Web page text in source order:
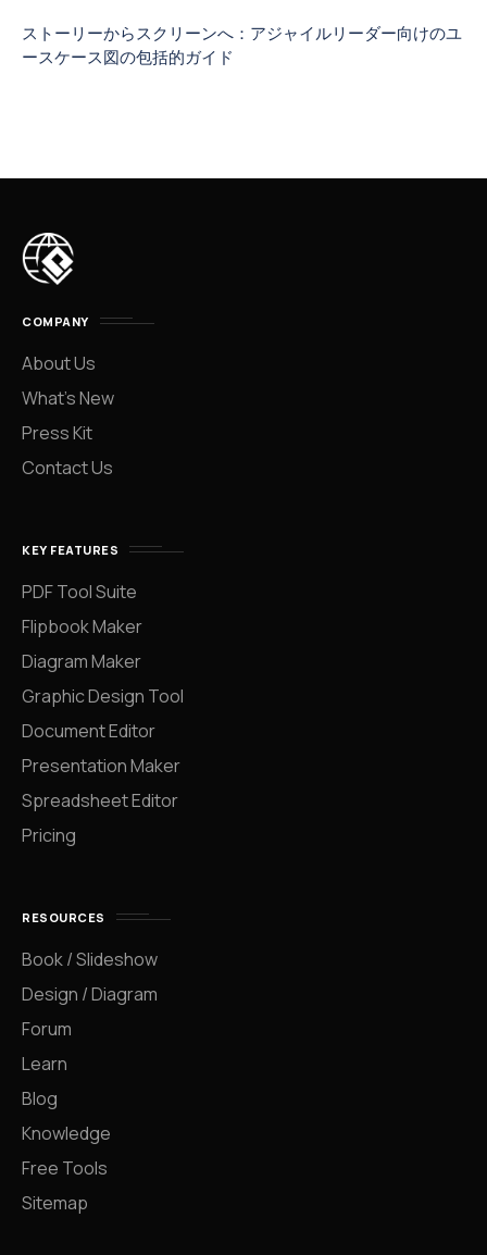
ストーリーからスクリーンへ：アジャイルリーダー向けのユ
ースケース図の包括的ガイド
COMPANY
About Us
What’s New
Press Kit
Contact Us
KEY FEATURES
PDF Tool Suite
Flipbook Maker
Diagram Maker
Graphic Design Tool
Document Editor
Presentation Maker
Spreadsheet Editor
Pricing
RESOURCES
Book / Slideshow
Design / Diagram
Forum
Learn
Blog
Knowledge
Free Tools
Sitemap